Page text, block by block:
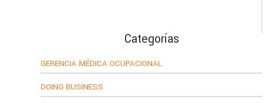
Categorías
GERENCIA MÉDICA OCUPACIONAL
DOING BUSINESS